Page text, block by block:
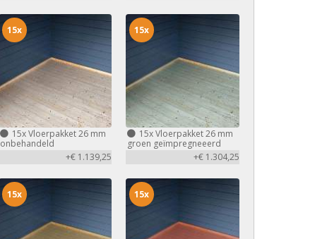
15xVloerpakket 26 mm
onbehandeld
+€ 1.139,25
15x
15xVloerpakket 26 mm
groen geïmpregneeerd
+€ 1.304,25
15x
15x 15x